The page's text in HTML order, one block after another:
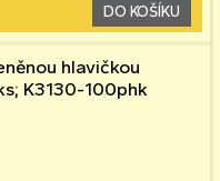
DO KOŠÍKU
hlavičkou
K3130-100phk